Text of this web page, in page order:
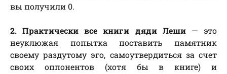
вы получили 0.
2. Практически все книги дяди Леши— это
неуклюжая попытка поставить памятник
своему раздутому эго, самоутвердиться за счет
своих оппонентов (хотя бы в книге) и